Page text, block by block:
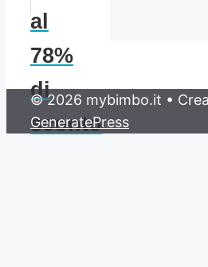
al
78%
di
sconto
© 2026 mybimbo.it •
GeneratePress